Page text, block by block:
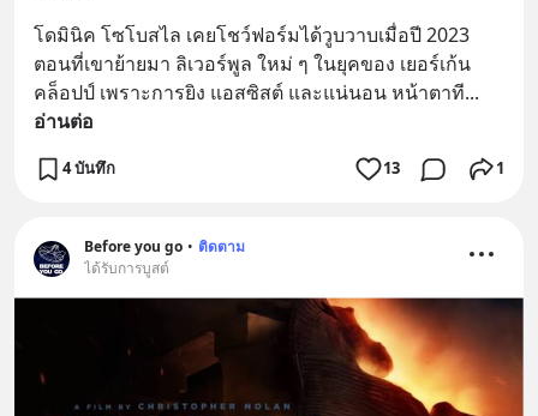
โดมินิค โซโบสไล เคยโชว์ฟอร์มได้วูบวาบเมื่อปี 2023
ตอนที่เขาย้ายมา ลิเวอร์พูล ใหม่ ๆ ในยุคของ เยอร์เก้น
คล็อปป์ เพราะการยิง แอสซิสต์ และแน่นอน หน้าตาที
อ่านต่อ
4 บันทึก 13 1
Before you go • ติดตาม
ได้รับการบูสต์